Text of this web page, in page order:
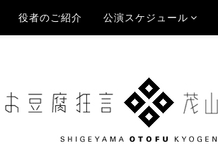
役者のご紹介 公演スケジュール